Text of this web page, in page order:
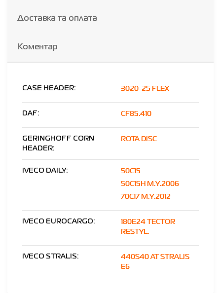
Доставка та оплата
Коментар
CASE HEADER: 3020-25 FLEX
DAF: CF85.410
GERINGHOFF CORN
HEADER:
ROTA DISC
IVECO DAILY:
50C15
50C15H M.Y.2006
70C17 M.Y.2012
IVECO EUROCARGO:
180E24 TECTOR
RESTYL.
IVECO STRALIS:
440S40 AT STRALIS
E6